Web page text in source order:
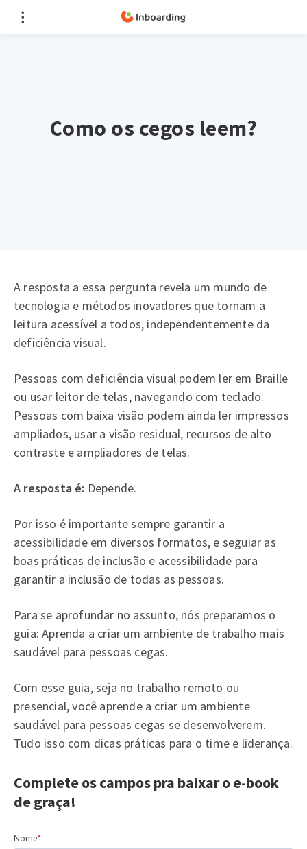
Como os cegos leem?
A resposta a essa pergunta revela um mundo de
tecnologia e métodos inovadores que tornam a
leitura acessível a todos, independentemente da
deficiência visual.
Pessoas com deficiência visual podem ler em Braille
ou usar leitor de telas, navegando com teclado.
Pessoas com baixa visão podem ainda ler impressos
ampliados, usar a visão residual, recursos de alto
contraste e ampliadores de telas.
A resposta é: Depende.
Por isso é importante sempre garantir a
acessibilidade em diversos formatos, e seguiar as
boas práticas de inclusão e acessibilidade para
garantir a inclusão de todas as pessoas.
Para se aprofundar no assunto, nós preparamos o
guia: Aprenda a criar um ambiente de trabalho mais
saudável para pessoas cegas.
Com esse guia, seja no trabalho remoto ou
presencial, você aprende a criar um ambiente
saudável para pessoas cegas se desenvolverem.
Tudo isso com dicas práticas para o time e liderança.
Complete os campos pra baixar o e-book
de graça!